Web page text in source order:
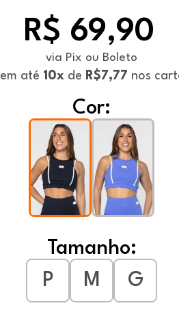
R$ 69,90
via Pix ou Boleto
em até 10x de R$7,77 nos
Cor:
Tamanho:
P
M G